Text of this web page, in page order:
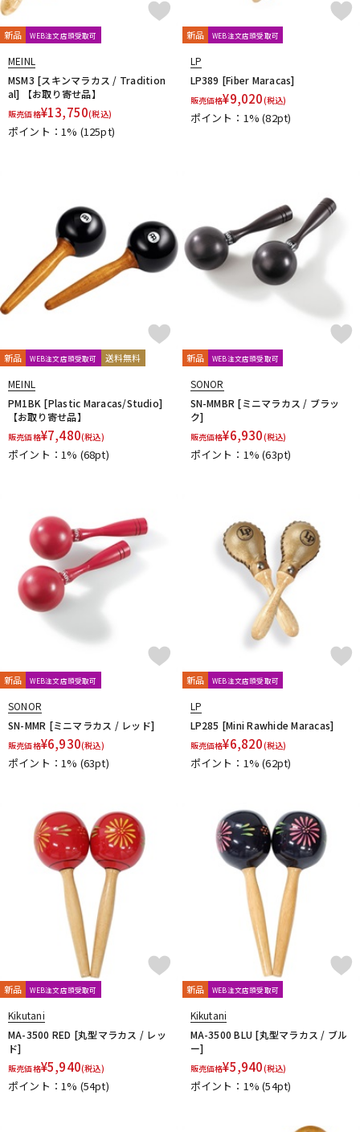
新品 WEB注文店頭受取可
MEINL
MSM3 [スキンマラカス / Tradition
al] 【お取り寄せ品】
販売価格¥13,750(税込)
ポイント：1% (125pt)
新品 WEB注文店頭受取可
LP
LP389 [Fiber Maracas]
販売価格¥9,020(税込)
ポイント：1%(82pt)
新品 WEB注文店頭受取可 送料無料
MEINL
PM1BK [Plastic Maracas/Studio]
【お取り寄せ品】
販売価格¥7,480(税込)
ポイント：1% (68pt)
新品 WEB注文店頭受取可
SONOR
SN-MMBR [ミニマラカス / ブラッ
ク]
販売価格¥6,930(税込)
ポイント：1%(63pt)
新品 WEB注文店頭受取可
SONOR
SN-MMR [ミニマラカス / レッド]
販売価格¥6,930(税込)
ポイント：1% (63pt)
新品 WEB注文店頭受取可
LP
LP285 [Mini Rawhide Maracas]
販売価格¥6,820(税込)
ポイント：1%(62pt)
新品 WEB注文店頭受取可
Kikutani
MA-3500 RED [丸型マラカス / レッ
ド]
販売価格¥5,940(税込)
ポイント：1% (54pt)
新品 WEB注文店頭受取可
Kikutani
MA-3500 BLU [丸型マラカス / ブル
ー]
販売価格¥5,940(税込)
ポイント：1%(54pt)